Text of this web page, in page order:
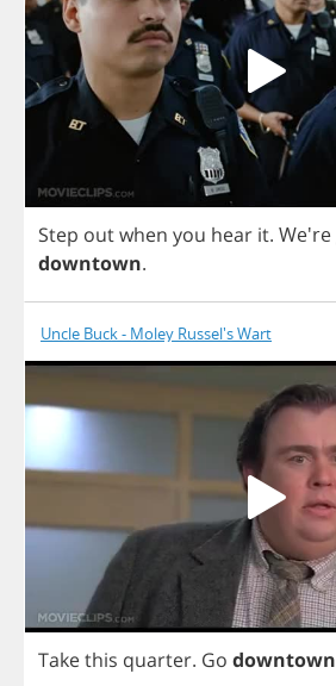
Step outwhen you hear it. We're
downtown.
Uncle Buck - Moley Russel's Wart
Takethis quarter. Go downtown